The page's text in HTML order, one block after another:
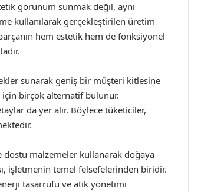
görünüm sunmak değil, aynı
kullanılarak gerçekleştirilen üretim
hem estetik hem de fonksiyonel
sunarak geniş bir müşteri kitlesine
birçok alternatif bulunur.
da yer alır. Böylece tüketiciler,
dostu malzemeler kullanarak doğaya
işletmenin temel felsefelerinden biridir.
tasarrufu ve atık yönetimi